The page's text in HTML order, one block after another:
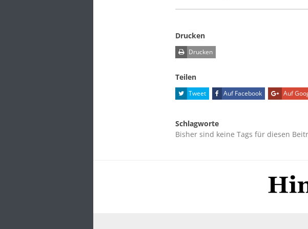
Drucken
Drucken
Teilen
Tweet Auf Facebook Auf
Schlagworte
Bisher sind keine Tags für diesen